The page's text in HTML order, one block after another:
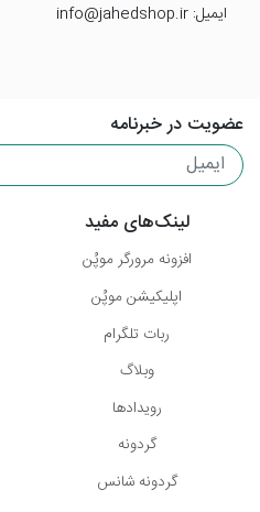
ایمیل: info@jahedshop.ir
عضویت در خبرنامه
لینک‌های مفید
افزونه مرورگر موپُن
اپلیکیشن موپُن
ربات تلگرام
وبلاگ
رویدادها
گردونه
گردونه شانس